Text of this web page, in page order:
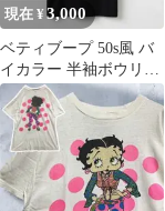
現在 ¥3,000
ベティブープ 50s風 バ
イカラー 半袖ボウリン
グシャツ ビッグプリン
ト